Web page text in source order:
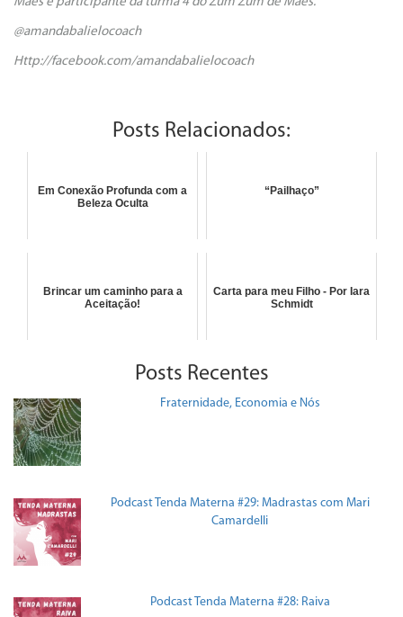
@amandabalielocoach
Http://facebook.com/amandabalielocoach
Posts Relacionados:
Em Conexão Profunda com a
Beleza Oculta
“Pailhaço”
Brincar um caminho para a
Aceitação!
Carta para meu Filho - Por Iara
Schmidt
Posts Recentes
Fraternidade, Economia e Nós
Podcast Tenda Materna #29: Madrastas com Mari
Camardelli
Podcast Tenda Materna #28: Raiva